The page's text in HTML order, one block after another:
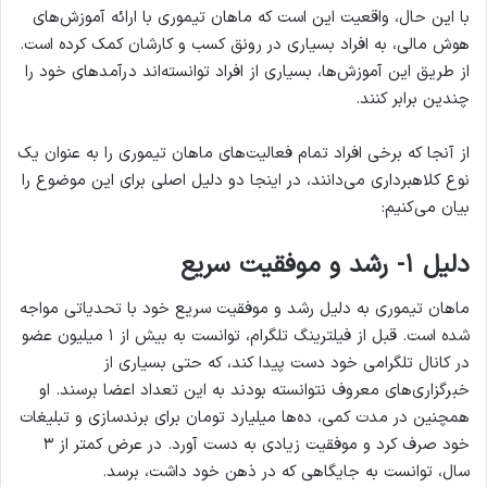
با این حال، واقعیت این است که ماهان تیموری با ارائه آموزش‌های
هوش مالی، به افراد بسیاری در رونق کسب و کارشان کمک کرده است.
از طریق این آموزش‌ها، بسیاری از افراد توانسته‌اند درآمدهای خود را
چندین برابر کنند.
از آنجا که برخی افراد تمام فعالیت‌های ماهان تیموری را به عنوان یک
نوع کلاهبرداری می‌دانند، در اینجا دو دلیل اصلی برای این موضوع را
بیان می‌کنیم:
دلیل ۱- رشد و موفقیت سریع
ماهان تیموری به دلیل رشد و موفقیت سریع خود با تحدیاتی مواجه
شده است. قبل از فیلترینگ تلگرام، توانست به بیش از ۱ میلیون عضو
در کانال تلگرامی خود دست پیدا کند، که حتی بسیاری از
خبرگزاری‌های معروف نتوانسته بودند به این تعداد اعضا برسند. او
همچنین در مدت کمی، ده‌ها میلیارد تومان برای برندسازی و تبلیغات
خود صرف کرد و موفقیت زیادی به دست آورد. در عرض کمتر از ۳
سال، توانست به جایگاهی که در ذهن خود داشت، برسد.